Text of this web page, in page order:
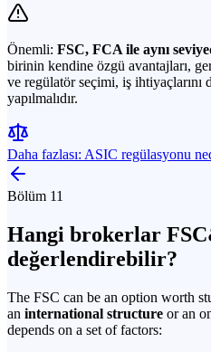
Önemli: FSC, FCA ile aynı
birinin kendine özgü avantajları,
ve regülatör seçimi, iş ihtiyaçlarını
yapılmalıdır.
Daha fazlası: ASIC regülasyonu
Bölüm 11
Hangi brokerlar
değerlendirebilir?
The FSC can be an option worth
an international structure or an
depends on a set of factors: